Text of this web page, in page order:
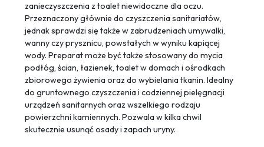
zanieczyszczenia z toalet niewidoczne dla oczu.
Przeznaczony głównie do czyszczenia sanitariatów,
jednak sprawdzi się także w zabrudzeniach umywalki,
wanny czy prysznicu, powstałych w wyniku kapiącej
wody. Preparat może być także stosowany do mycia
podłóg, ścian, łazienek, toalet w domach i ośrodkach
zbiorowego żywienia oraz do wybielania tkanin. Idealny
do gruntownego czyszczenia i codziennej pielęgnacji
urządzeń sanitarnych oraz wszelkiego rodzaju
powierzchni kamiennych. Pozwala w kilka chwil
skutecznie usunąć osady i zapach uryny.